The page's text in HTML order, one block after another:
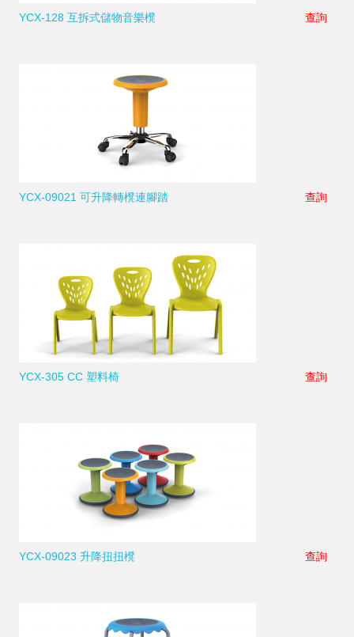
YCX-128 互拆式儲物音樂櫈 查詢
YCX-09021 可升降轉櫈連腳踏 查詢
YCX-305 CC 塑料椅 查詢
YCX-09023 升降扭扭櫈 查詢